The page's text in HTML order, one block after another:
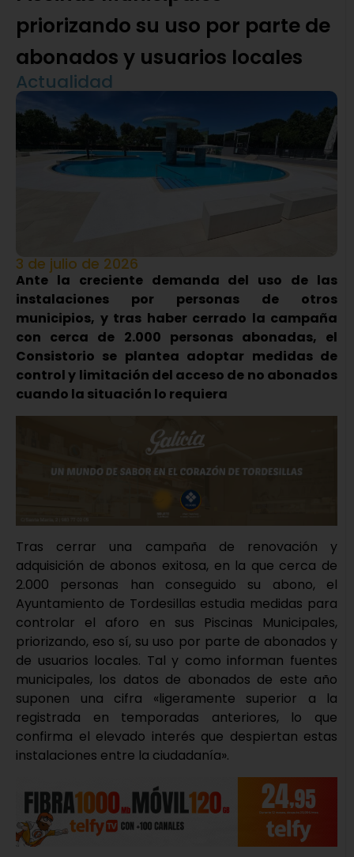
priorizando su uso por parte de
abonados y usuarios locales
Actualidad
3 de julio de 2026
Ante la creciente demanda del uso de las
instalaciones por personas de otros
municipios, y tras haber cerrado la campaña
con cerca de 2.000 personas abonadas, el
Consistorio se plantea adoptar medidas de
control y limitación del acceso de no abonados
cuando la situación lo requiera
Tras cerrar una campaña de renovación y
adquisición de abonos exitosa, en la que cerca de
2.000 personas han conseguido su abono, el
Ayuntamiento de Tordesillas estudia medidas para
controlar el aforo en sus Piscinas Municipales,
priorizando, eso sí, su uso por parte de abonados y
de usuarios locales. Tal y como informan fuentes
municipales, los datos de abonados de este año
suponen una cifra «ligeramente superior a la
registrada en temporadas anteriores, lo que
confirma el elevado interés que despiertan estas
instalaciones entre la ciudadanía».